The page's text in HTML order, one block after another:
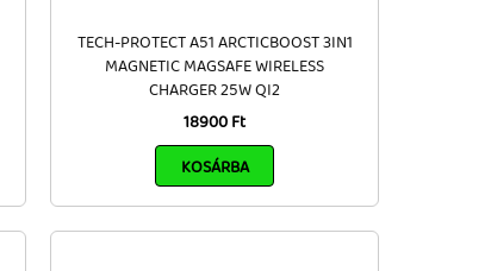
TECH-PROTECT A51 ARCTICBOOST 3IN1
MAGNETIC MAGSAFE WIRELESS
CHARGER 25W QI2
18900 Ft
KOSÁRBA